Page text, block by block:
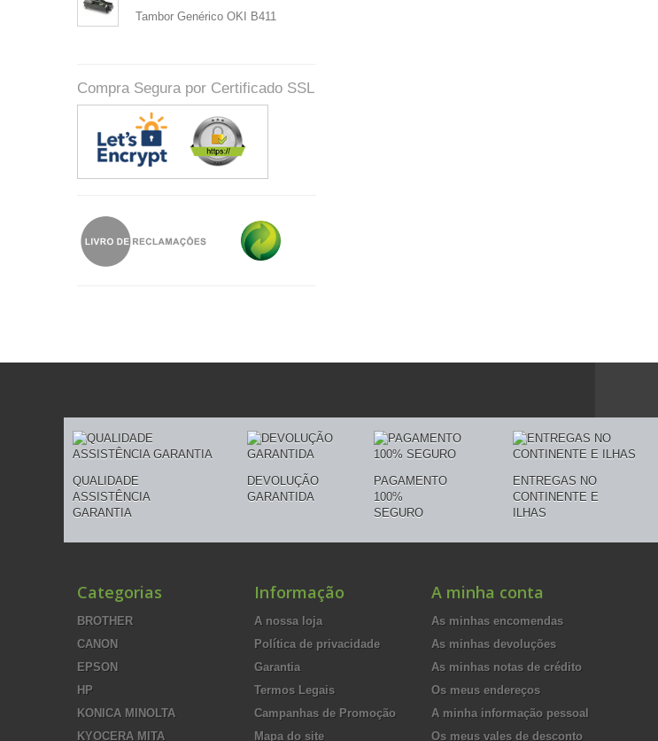
Tambor Genérico OKI B411
Compra Segura por Certificado SSL
QUALIDADE
ASSISTÊNCIA
GARANTIA
DEVOLUÇÃO
GARANTIDA
PAGAMENTO
100%
SEGURO
ENTREGAS NO
CONTINENTE E
ILHAS
Categorias
BROTHER
CANON
EPSON
HP
KONICA MINOLTA
KYOCERA MITA
Informação
A nossa loja
Política de privacidade
Garantia
Termos Legais
Campanhas de Promoção
Mapa do site
A minha conta
As minhas encomendas
As minhas devoluções
As minhas notas de crédito
Os meus endereços
A minha informação pessoal
Os meus vales de desconto